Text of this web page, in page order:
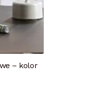
– kolor